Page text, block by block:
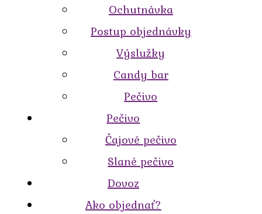
Ochutnávka
Postup objednávky
Výslužky
Candy bar
Pečivo
Pečivo
Čajové pečivo
Slané pečivo
Dovoz
Ako objednať?